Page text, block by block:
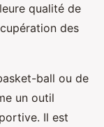
qualité de
des
ball ou de
un outil
Il est